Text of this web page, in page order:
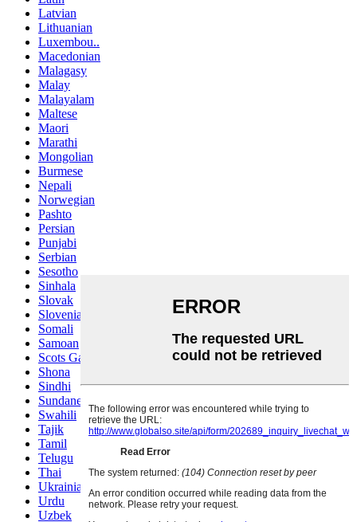
Latvian
Lithuanian
Luxembou..
Macedonian
Malagasy
Malay
Malayalam
Maltese
Maori
Marathi
Mongolian
Burmese
Nepali
Norwegian
Pashto
Persian
Punjabi
Serbian
Sesotho
Sinhala
Slovak
Slovenian
Somali
Samoan
Scots Gaelic
Shona
Sindhi
Sundanese
Swahili
Tajik
Tamil
Telugu
Thai
Ukrainian
Urdu
Uzbek